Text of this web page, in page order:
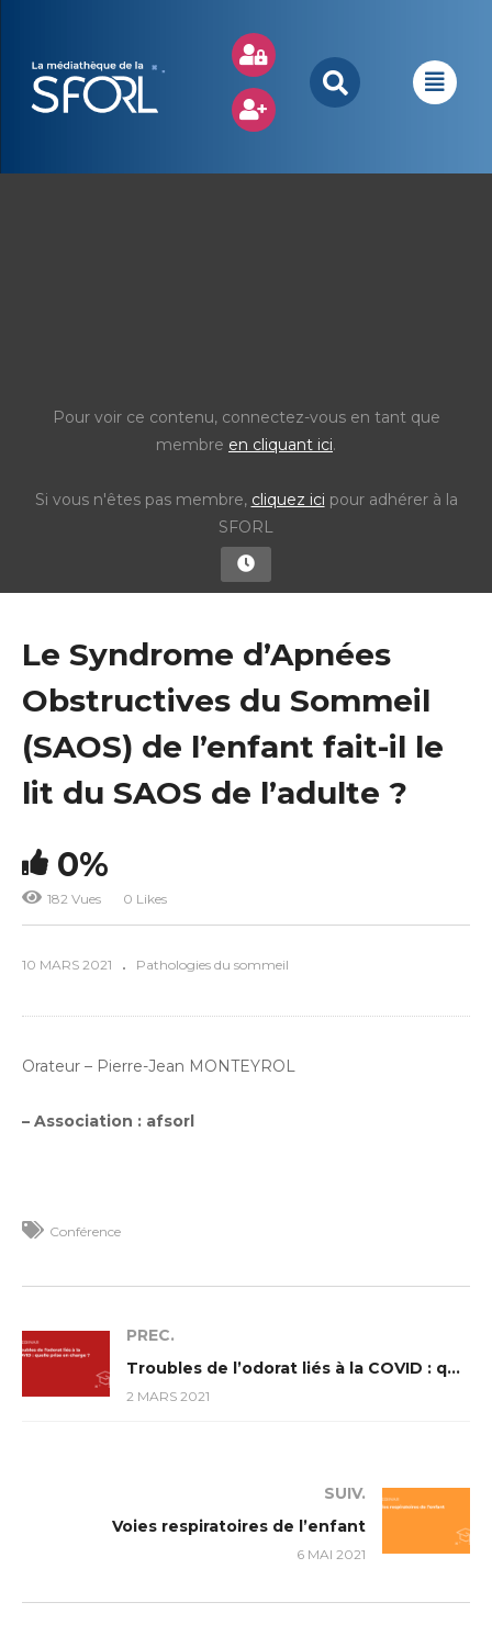
Pour voir ce contenu, connectez-vous en tant que
membre en cliquant ici.
Si vous n'êtes pas membre, cliquez ici pour adhérer à la
SFORL
Le Syndrome d’Apnées
Obstructives du Sommeil
(SAOS) de l’enfant fait-il le
lit du SAOS de l’adulte ?
0%
182 Vues 0 Likes
10 MARS 2021 Pathologies du sommeil
Orateur – Pierre-Jean MONTEYROL
– Association : afsorl
Conférence
PREC.
Troubles de l’odorat liés à la COVID : quelle prise en charge ?
2 MARS 2021
SUIV.
Voies respiratoires de l’enfant
6 MAI 2021